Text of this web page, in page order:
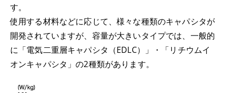
す。
使用する材料などに応じて、様々な種類のキャパシタが
開発されていますが、容量が大きいタイプでは、一般的
に「電気二重層キャパシタ（EDLC）」・「リチウムイ
オンキャパシタ」の2種類があります。